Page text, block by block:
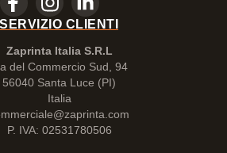
SERVIZIO CLIENTI
Zaprinta Italia S.R.L
del Commercio Sud, 94
56040 Santa Luce (PI)
Italia
P. IVA: 02531780506